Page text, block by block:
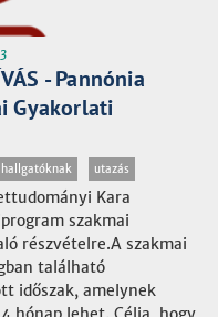
- Pannónia
Gyakorlati
utazás
Kara
szakmai
részvételre.A szakmai
található
időszak, amelynek